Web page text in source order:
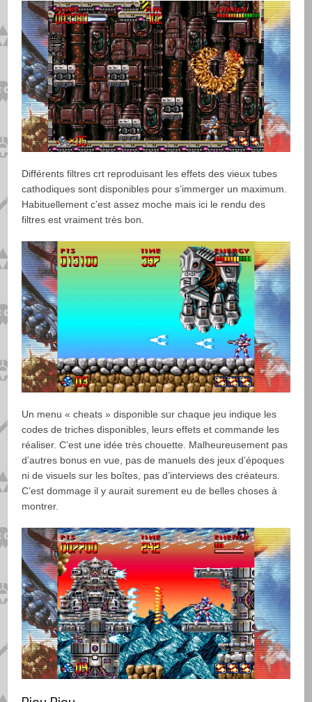
Différents filtres crt reproduisant les effets des vieux tubes
cathodiques sont disponibles pour s’immerger un maximum.
Habituellement c’est assez moche mais ici le rendu des
filtres est vraiment très bon.
Un menu « cheats » disponible sur chaque jeu indique les
codes de triches disponibles, leurs effets et commande les
réaliser. C’est une idée très chouette. Malheureusement pas
d’autres bonus en vue, pas de manuels des jeux d’époques
ni de visuels sur les boîtes, pas d’interviews des créateurs.
C’est dommage il y aurait surement eu de belles choses à
montrer.